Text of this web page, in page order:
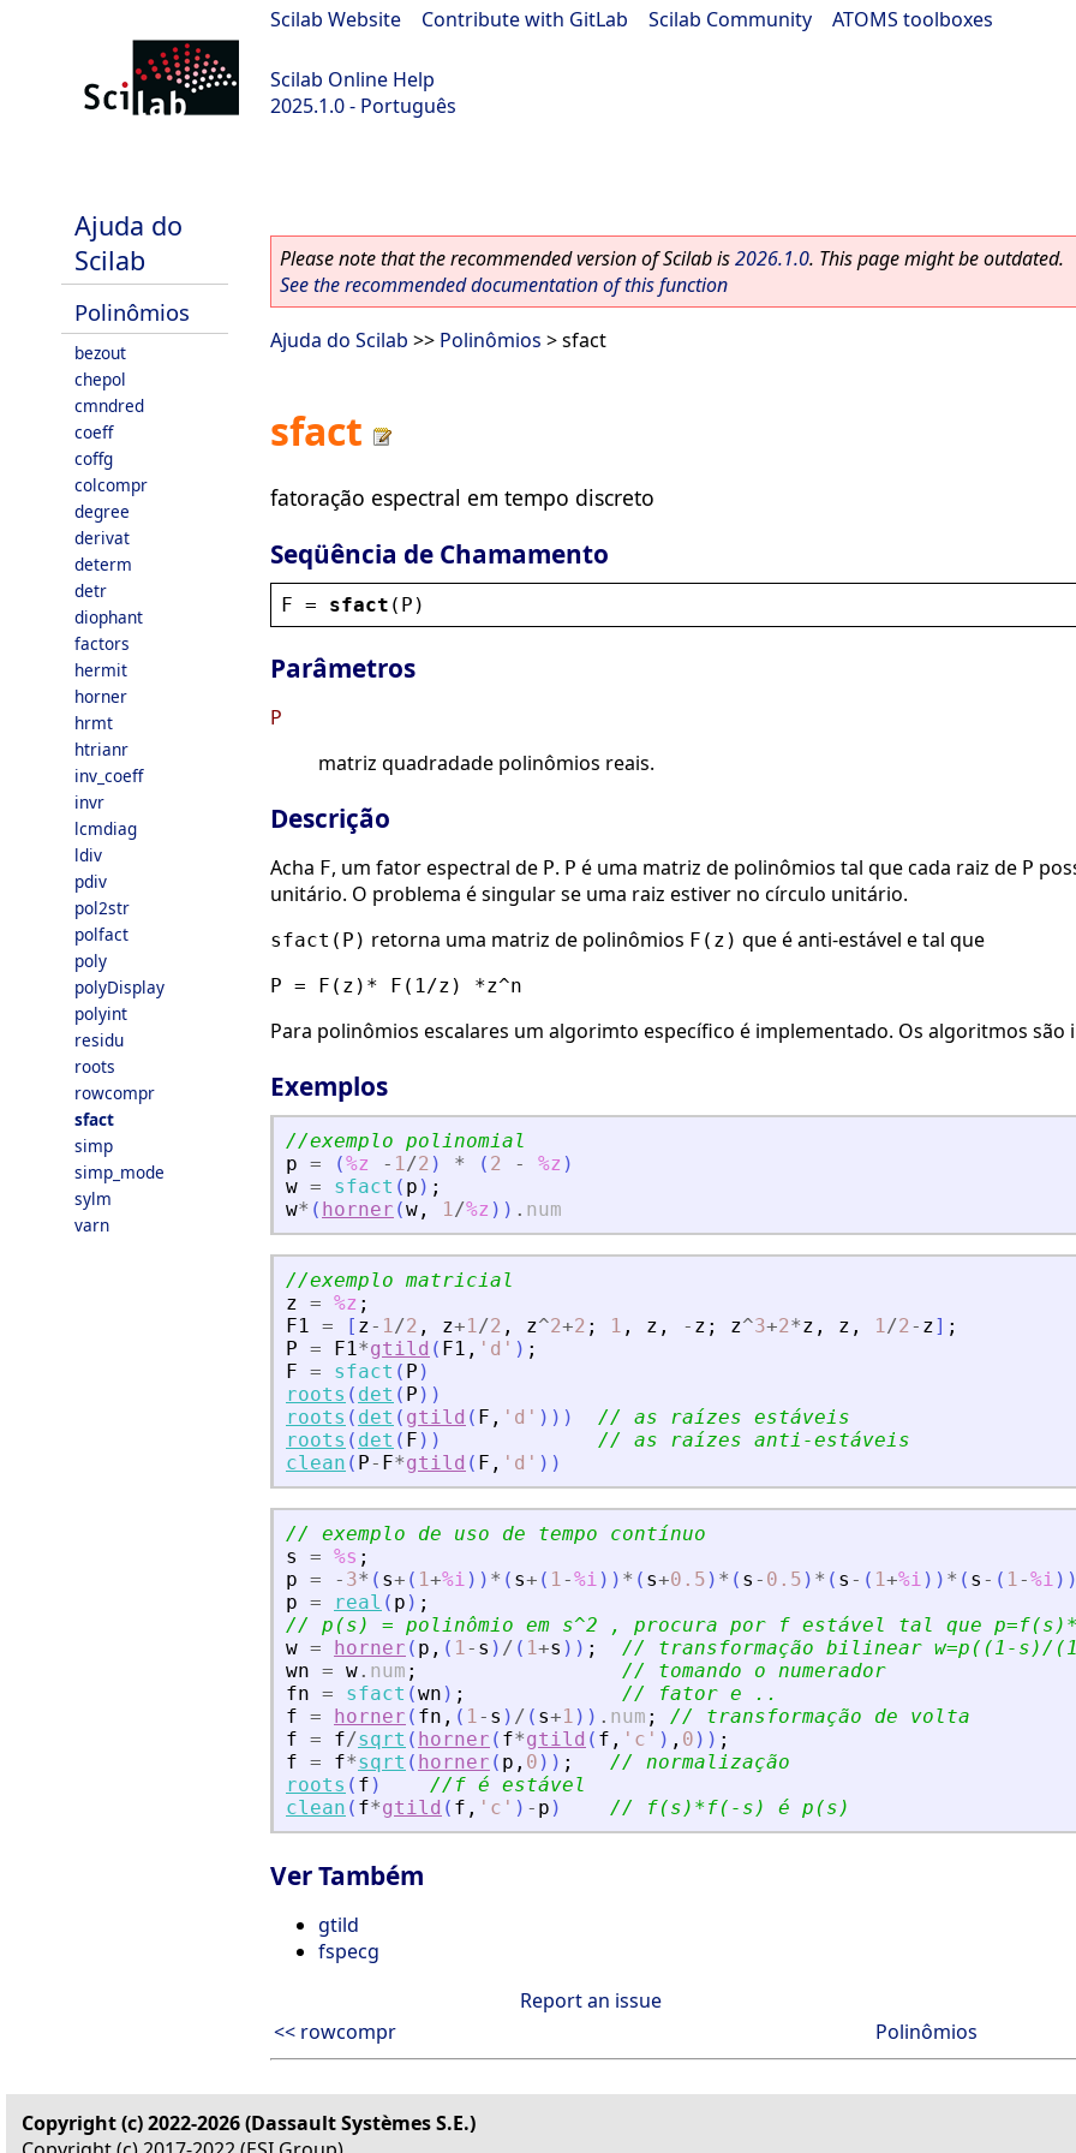
Scilab Website Contribute with GitLab Scilab Community ATOMS toolboxes
Scilab Online Help
2025.1.0 - Português
Ajuda do
Scilab
Polinômios
bezout
chepol
cmndred
coeff
coffg
colcompr
degree
derivat
determ
detr
diophant
factors
hermit
horner
hrmt
htrianr
inv_coeff
invr
lcmdiag
ldiv
pdiv
pol2str
polfact
poly
polyDisplay
polyint
residu
roots
rowcompr
sfact
simp
simp_mode
sylm
varn
Please note that the recommended version of Scilab is2026.1.0. This page might be outdated.
See the recommended documentation of this function
Ajuda do Scilab >> Polinômios > sfact
sfact
fatoração espectral em tempo discreto
Seqüência de Chamamento
F = sfact ( P )
Parâmetros
P
matriz quadradade polinômios reais.
Descrição
Acha F, um fator espectral de P. P é uma matriz de polinômios tal que cada raiz de P
unitário. O problema é singular se uma raiz estiver no círculo unitário.
sfact(P) retorna uma matriz de polinômios F(z) que é anti-estável e tal que
P = F(z)* F(1/z) *z^n
Para polinômios escalares um algorimto específico é implementado. Os algoritmos
Exemplos
//exemplo polinomial
p = (%z - 1/2 ) * ( 2 - %z )
w = sfact ( p ) ;
w* ( horner (w , 1/%z ) ) . num
//exemplo matricial
z = %z ;
F1 = [ z- 1/2 , z+1/2 , z^2+2 ; 1 , z , - z ; z^3+2*z , z , 1/2- z] ;
P = F1*gtild ( F1 , ' d ' ) ;
F = sfact ( P )
roots ( det ( P ) )
roots ( det ( gtild ( F , ' d ' ) ) )
// as raízes estáveis
roots ( det ( F ) )
// as raízes anti-estáveis
clean ( P- F*gtild ( F , ' d ' ) )
// exemplo de uso de tempo contínuo
s
= %s ;
p = - 3* ( s+ ( 1+%i ) ) * ( s+ ( 1-%i ) ) * ( s+0.5 ) * ( s - 0.5 ) * ( s - ( 1+%i ) ) * ( s - ( 1-%i )
p = real ( p ) ;
// p(s) = polinômio em s^2 , procura por f estável tal que
w = horner ( p , ( 1- s ) / ( 1+s ) ) ;
// transformação bilinear w=p((1-s)/
wn = w. num ;
// tomando o numerador
fn = sfact (wn ) ;
// fator e ..
f = horner ( fn , ( 1- s ) / ( s+1 ) ) . num ;
// transformação de volta
f = f/sqrt ( horner ( f*gtild ( f , ' c ' ) , 0 ) ) ;
f = f*sqrt ( horner ( p , 0 ) ) ;
// normalização
roots ( f )
//f é estável
clean ( f*gtild ( f , ' c ' ) - p ) // f(s)*f(-s) é p(s)
Ver Também
gtild
fspecg
Report an issue
<< rowcompr
Polinômios
Copyright (c) 2022-2026 (Dassault Systèmes S.E.)